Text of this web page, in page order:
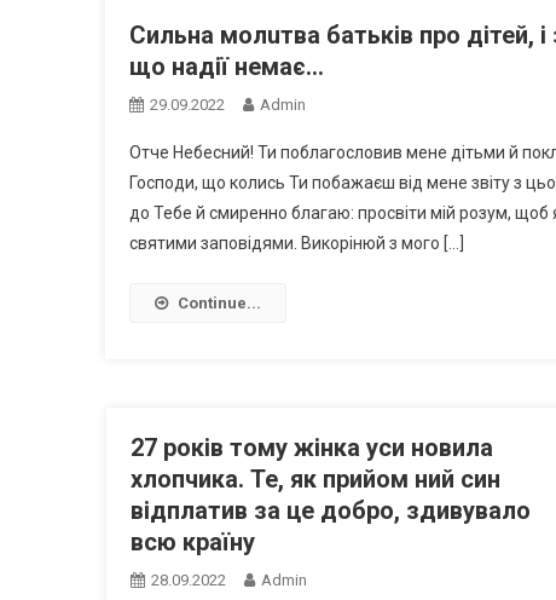
Сильна молuтва батьків про дітей,
що надії немає…
29.09.2022 Admin
Отче Небесний! Ти поблагословив мене дітьми й
Господи, що колись Ти побажаєш від мене звіту з
до Тебе й смиренно благаю: просвіти мій розум,
святими заповідями. Викорінюй з мого […]
Continue...
27 pоків тому жінка уси новила
xлопчика. Те, як прийом ний син
відплатив за це добро, здивувало
всю країну
28.09.2022 Admin